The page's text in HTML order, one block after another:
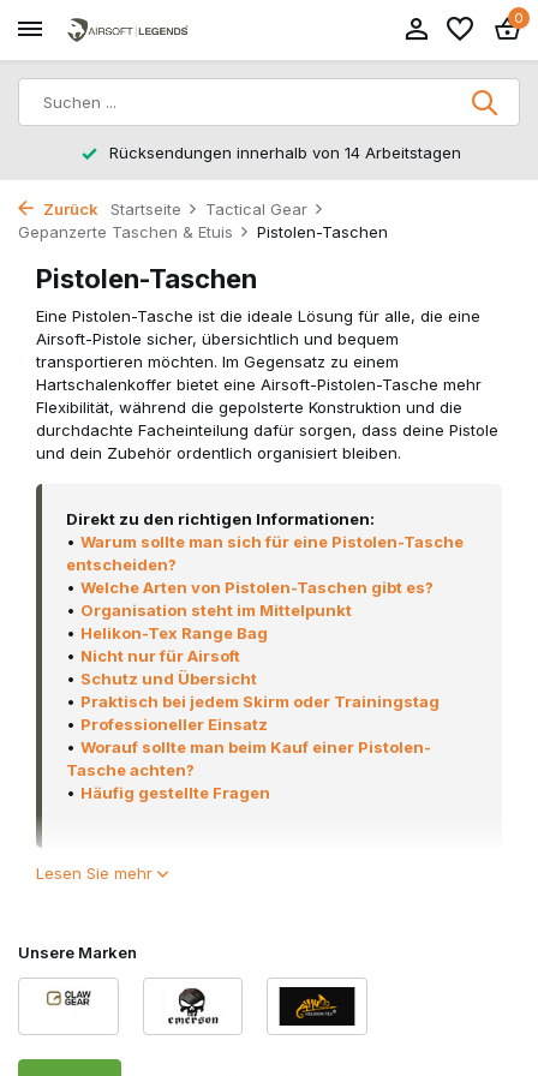
0
Rücksendungen innerhalb von 14 Arbeitstagen
Zurück Startseite
Tactical Gear
Gepanzerte Taschen & Etuis
Pistolen-Taschen
Pistolen-Taschen
Eine Pistolen-Tasche ist die ideale Lösung für alle, die eine
Airsoft-Pistole sicher, übersichtlich und bequem
transportieren möchten. Im Gegensatz zu einem
Hartschalenkoffer bietet eine Airsoft-Pistolen-Tasche mehr
Flexibilität, während die gepolsterte Konstruktion und die
durchdachte Facheinteilung dafür sorgen, dass deine Pistole
und dein Zubehör ordentlich organisiert bleiben.
Direkt zu den richtigen Informationen:
• Warum sollte man sich für eine Pistolen-Tasche
entscheiden?
• Welche Arten von Pistolen-Taschen gibt es?
• Organisation steht im Mittelpunkt
• Helikon-Tex Range Bag
• Nicht nur für Airsoft
• Schutz und Übersicht
• Praktisch bei jedem Skirm oder Trainingstag
• Professioneller Einsatz
• Worauf sollte man beim Kauf einer Pistolen-
Tasche achten?
• Häufig gestellte Fragen
In dieser Kategorie findest du hochwertige Pistolen-Taschen
Double-Pistolen-Taschen sowie hochentwickelte Range-
Taschen, die speziell für den übersichtlichen Transport
mehrerer Pistolen, Magazine und Zubehörteile entwickelt
Egal, ob du eine kompakte GBB-Pistole zu einem Skirm
Lesen Sie mehr
Unsere Marken